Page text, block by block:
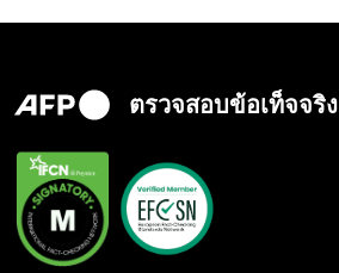
ตรวจสอบข้อเท็จจริง